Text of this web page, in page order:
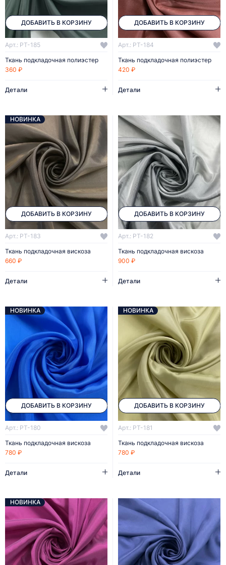
ДОБАВИТЬ В КОРЗИНУ
Арт.: PT-185
Ткань подкладочная полиэстер
360 ₽
Детали
ДОБАВИТЬ В КОРЗИНУ
Арт.: PT-184
Ткань подкладочная полиэстер
420 ₽
Детали
ДОБАВИТЬ В КОРЗИНУ
НОВИНКА
Арт.: PT-183
Ткань подкладочная вискоза
660 ₽
Детали
ДОБАВИТЬ В КОРЗИНУ
Арт.: PT-182
Ткань подкладочная вискоза
900 ₽
Детали
ДОБАВИТЬ В КОРЗИНУ
НОВИНКА
Арт.: PT-180
Ткань подкладочная вискоза
780 ₽
Детали
ДОБАВИТЬ В КОРЗИНУ
НОВИНКА
Арт.: PT-181
Ткань подкладочная вискоза
780 ₽
Детали
НОВИНКА